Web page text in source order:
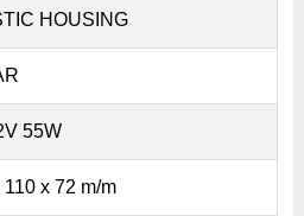
HOUSING
55W
110 x 72 m/m